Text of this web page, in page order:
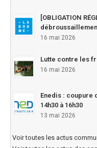
[OBLIGATION
16 mai 2026
Lutte contre les
16 mai 2026
Enedis : coupure
14h30 à 16h30
13 mai 2026
Voir toutes les actus